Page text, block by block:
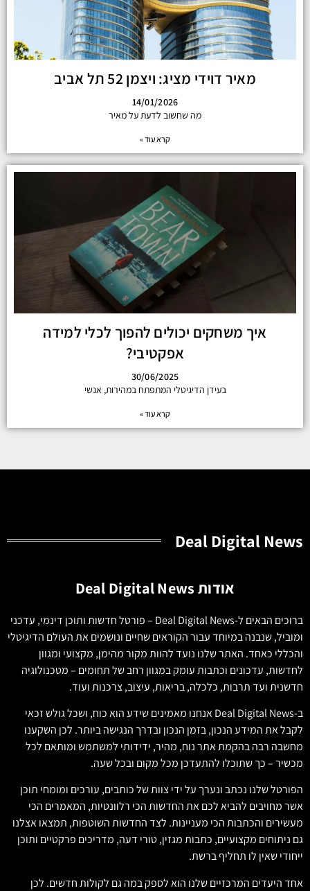
מאיר דוידי מציג: ויצמן 52 תל אביב
14/01/2026
מה שחשוב לדעת על מאיר
קרא עוד »
איך משחקים יכולים להפוך לכלי למידה
אפקטיבי?
30/06/2025
בעידן הדיגיטלי המתפתח במהירות, אנשי
קרא עוד »
Deal Digital News
אודות Deal Digital News
ברוכים הבאים ל-Deal Digital News – פורטל חדשות ותוכן דינמי, עדכני
ומוביל, שנבנה במיוחד עבור הקוראים שחיים ונושמים את העולם הדיגיטלי
והכללי כאחד. האתר שלנו נועד להוות מקור מהימן, מקצועי ומגוון
לחדשות, עדכונים וכתבות עומק במגוון רחב של תחומים – מטכנולוגיה
חדשנית ועד תרבות, כלכלה, בריאות, עיצוב, צרכנות ועוד.
ב-Deal Digital News אנחנו מאמינים שידע הוא כוח, ושכל גולש זכאי
לקבל את המידע הנכון, בזמן הנכון ובדרך הנגישה ביותר. לכן השקענו
מחשבה רבה בהקמת אתר נוח, מהיר, ידידותי למשתמש ומותאם לכל
מכשיר – כך שתוכלו להתעדכן מכל מקום ובכל שעה.
הפורטל שלנו נכתב ונערך על ידי צוות של כותבים, עורכים ומומחי תוכן
אשר מחויבים להביא לכם את החדשות הכי רלוונטיות, המאמרים הכי
מעשירים והכתבות הכי מעניינות. לצד החדשות השוטפות, תמצאו אצלנו
גם ניתוחים מקצועיים, כתבות מגזין, טורי דעה, מדריכים פרקטיים ותוכן
ייחודי שאין לו תחליף ברשת.
אחד היעדים המרכזיים שלנו הוא לספק במה גם לקולות חדשים. לכן